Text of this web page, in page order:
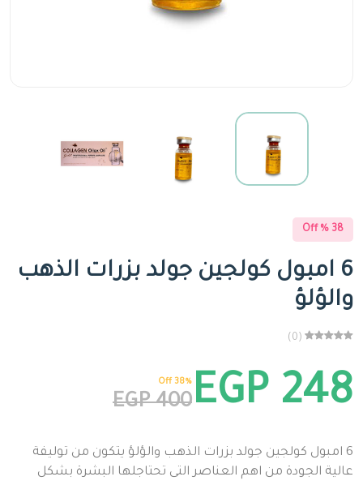
38 % Off
6 امبول كولجين جولد بزرات الذهب
والؤلؤ
(0)
EGP 248
38% Off
EGP 400
6 امبول كولجين جولد بزرات الذهب والؤلؤ يتكون من توليفة
عالية الجودة من اهم العناصر التى تحتاجلها البشرة بشكل